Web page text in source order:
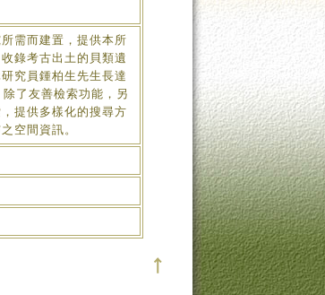
需而建置，提供本所
錄考古出土的貝類遺
究員鍾柏生先生長達
了友善檢索功能，另
提供多樣化的搜尋方
空間資訊。